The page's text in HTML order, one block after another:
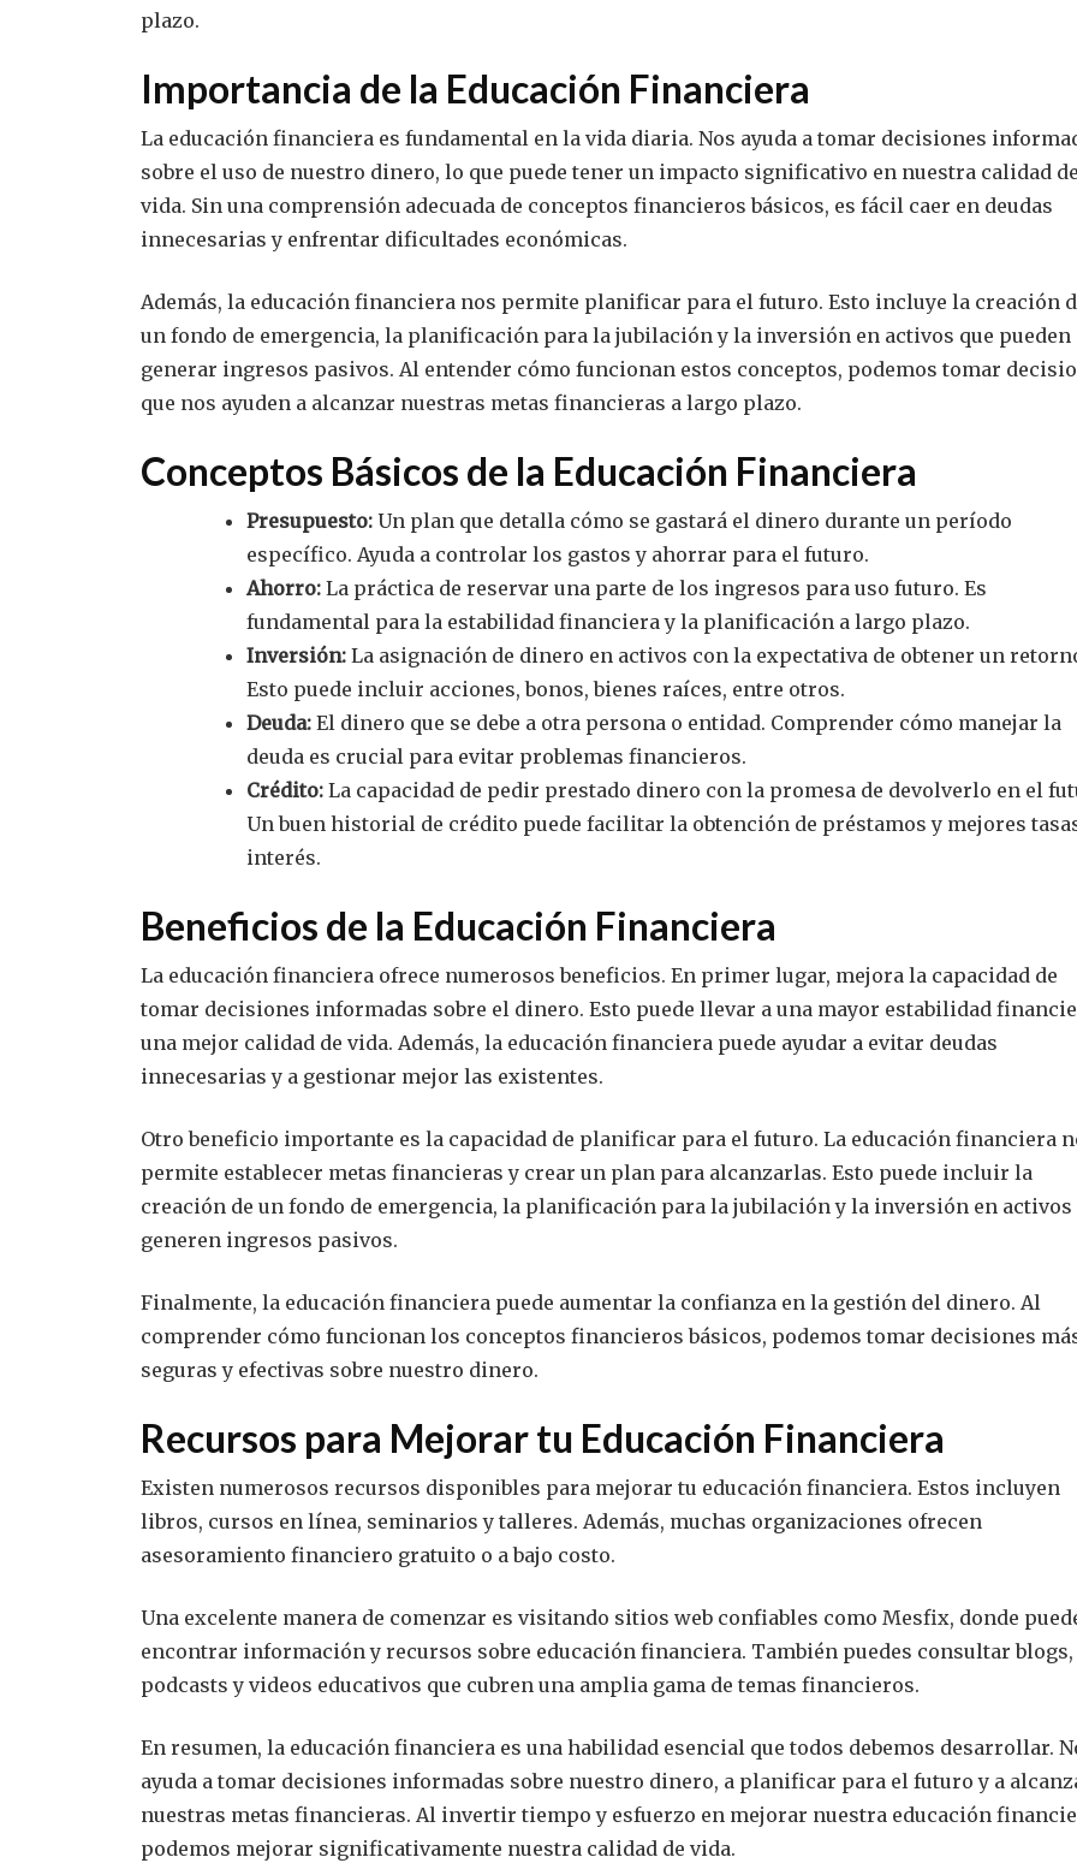
plazo.
Importancia de la Educación Financiera
La educación financiera es fundamental en la vida diaria. Nos ayuda a tomar decisiones
sobre el uso de nuestro dinero, lo que puede tener un impacto significativo en nuestra calidad
vida. Sin una comprensión adecuada de conceptos financieros básicos, es fácil caer en deudas
innecesarias y enfrentar dificultades económicas.
Además, la educación financiera nos permite planificar para el futuro. Esto incluye la creación
un fondo de emergencia, la planificación para la jubilación y la inversión en activos que pueden
generar ingresos pasivos. Al entender cómo funcionan estos conceptos, podemos tomar
que nos ayuden a alcanzar nuestras metas financieras a largo plazo.
Conceptos Básicos de la Educación Financiera
Presupuesto: Un plan que detalla cómo se gastará el dinero durante un período
específico. Ayuda a controlar los gastos y ahorrar para el futuro.
Ahorro: La práctica de reservar una parte de los ingresos para uso futuro. Es
fundamental para la estabilidad financiera y la planificación a largo plazo.
Inversión: La asignación de dinero en activos con la expectativa de obtener un
Esto puede incluir acciones, bonos, bienes raíces, entre otros.
Deuda: El dinero que se debe a otra persona o entidad. Comprender cómo manejar la
deuda es crucial para evitar problemas financieros.
Crédito: La capacidad de pedir prestado dinero con la promesa de devolverlo en el
Un buen historial de crédito puede facilitar la obtención de préstamos y mejores
interés.
Beneficios de la Educación Financiera
La educación financiera ofrece numerosos beneficios. En primer lugar, mejora la capacidad de
tomar decisiones informadas sobre el dinero. Esto puede llevar a una mayor estabilidad
una mejor calidad de vida. Además, la educación financiera puede ayudar a evitar deudas
innecesarias y a gestionar mejor las existentes.
Otro beneficio importante es la capacidad de planificar para el futuro. La educación financiera
permite establecer metas financieras y crear un plan para alcanzarlas. Esto puede incluir la
creación de un fondo de emergencia, la planificación para la jubilación y la inversión en activos
generen ingresos pasivos.
Finalmente, la educación financiera puede aumentar la confianza en la gestión del dinero. Al
comprender cómo funcionan los conceptos financieros básicos, podemos tomar decisiones
seguras y efectivas sobre nuestro dinero.
Recursos para Mejorar tu Educación Financiera
Existen numerosos recursos disponibles para mejorar tu educación financiera. Estos incluyen
libros, cursos en línea, seminarios y talleres. Además, muchas organizaciones ofrecen
asesoramiento financiero gratuito o a bajo costo.
Una excelente manera de comenzar es visitando sitios web confiables como Mesfix, donde
encontrar información y recursos sobre educación financiera. También puedes consultar blogs,
podcasts y videos educativos que cubren una amplia gama de temas financieros.
En resumen, la educación financiera es una habilidad esencial que todos debemos desarrollar.
ayuda a tomar decisiones informadas sobre nuestro dinero, a planificar para el futuro y a
nuestras metas financieras. Al invertir tiempo y esfuerzo en mejorar nuestra educación
podemos mejorar significativamente nuestra calidad de vida.